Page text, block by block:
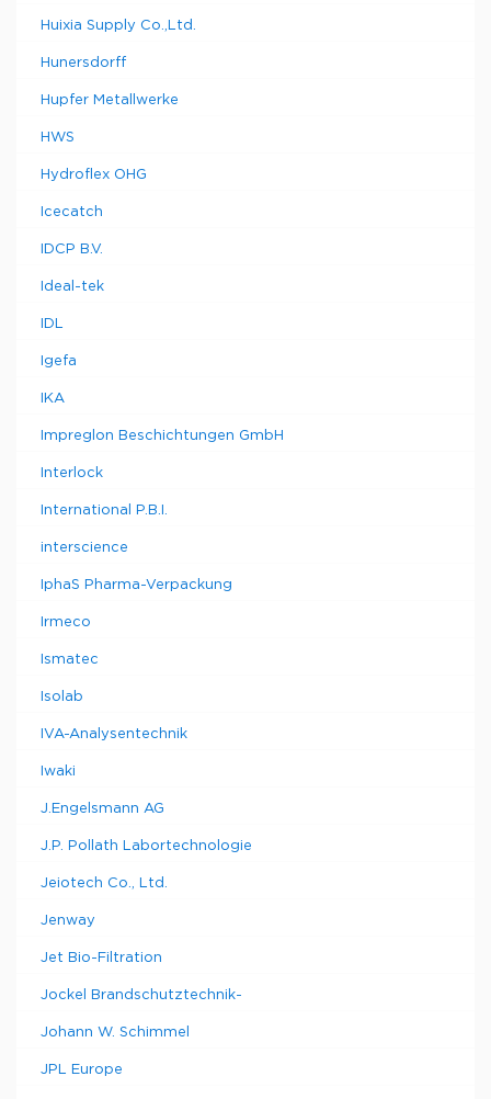
Huixia Supply Co.,Ltd.
Hunersdorff
Hupfer Metallwerke
HWS
Hydroflex OHG
Icecatch
IDCP B.V.
Ideal-tek
IDL
Igefa
IKA
Impreglon Beschichtungen GmbH
Interlock
International P.B.I.
interscience
IphaS Pharma-Verpackung
Irmeco
Ismatec
Isolab
IVA-Analysentechnik
Iwaki
J.Engelsmann AG
J.P. Pollath Labortechnologie
Jeiotech Co., Ltd.
Jenway
Jet Bio-Filtration
Jockel Brandschutztechnik-
Johann W. Schimmel
JPL Europe